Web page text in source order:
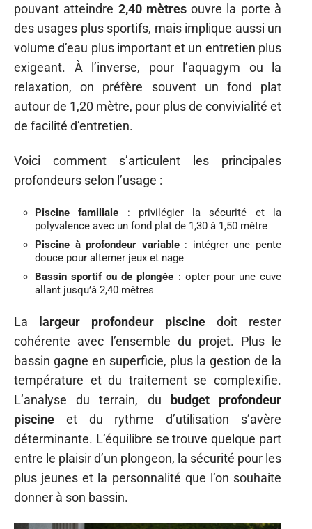
pouvant atteindre 2,40 mètresouvre la porte à
des usages plus sportifs, mais implique aussi un
volume d’eau plus important et un entretien plus
exigeant. À l’inverse, pour l’aquagym ou la
relaxation, on préfère souvent un fond plat
autour de 1,20 mètre, pour plus de convivialité et
de facilité d’entretien.
Voici comment s’articulent les principales
profondeurs selon l’usage :
Piscine familiale : privilégier la sécurité et la
polyvalence avec un fond plat de 1,30 à 1,50 mètre
Piscine à profondeur variable: intégrer une pente
douce pour alterner jeux et nage
Bassin sportif ou de plongée : opter pour une cuve
allant jusqu’à 2,40 mètres
La largeur profondeur piscine doit rester
cohérente avec l’ensemble du projet. Plus le
bassin gagne en superficie, plus la gestion de la
température et du traitement se complexifie.
L’analyse du terrain, du
budget profondeur
piscine et du rythme d’utilisation s’avère
déterminante. L’équilibre se trouve quelque part
entre le plaisir d’un plongeon, la sécurité pour les
plus jeunes et la personnalité que l’on souhaite
donner à son bassin.